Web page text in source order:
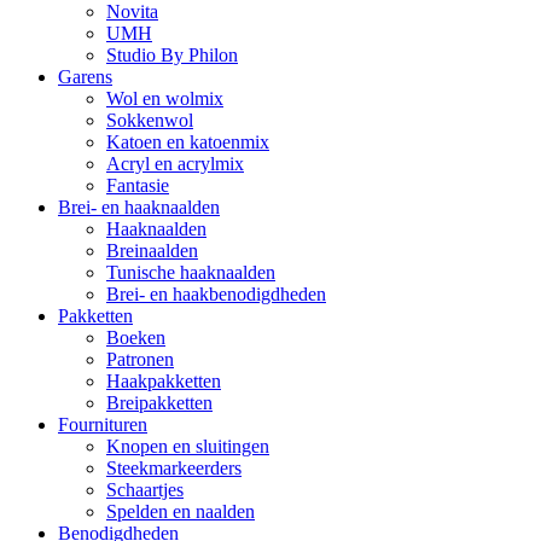
Novita
UMH
Studio By Philon
Garens
Wol en wolmix
Sokkenwol
Katoen en katoenmix
Acryl en acrylmix
Fantasie
Brei- en haaknaalden
Haaknaalden
Breinaalden
Tunische haaknaalden
Brei- en haakbenodigdheden
Pakketten
Boeken
Patronen
Haakpakketten
Breipakketten
Fournituren
Knopen en sluitingen
Steekmarkeerders
Schaartjes
Spelden en naalden
Benodigdheden